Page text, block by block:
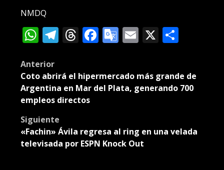
NMDQ
WhatsApp
Telegram
Threads
Facebook
Google
Email
X
Post
navigation
Anterior
Coto abrirá el hipermercado más grande de
Argentina en Mar del Plata, generando 700
empleos directos
Siguiente
«Fachin» Ávila regresa al ring en una velada
televisada por ESPN Knock Out